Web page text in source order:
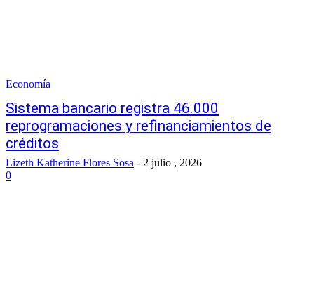
Economía
Sistema bancario registra 46.000
reprogramaciones y refinanciamientos de
créditos
Lizeth Katherine Flores Sosa - 2 julio , 2026
0